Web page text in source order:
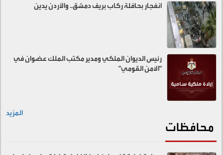
انفجار بحافلة ركاب بريف دمشق.. والأردن يدين
رئيس الديوان الملكي ومدير مكتب الملك عضوان في
"الامن القومي"
المزيد
محافظات